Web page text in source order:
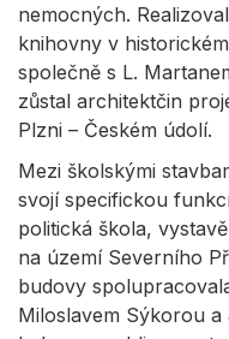
nemocných.
knihovny v
společně s L.
zůstal architektčin
Plzni – Českém údolí.
Mezi školskými
svojí specifickou
politická škola,
na území Severního
budovy
Miloslavem Sýkorou a